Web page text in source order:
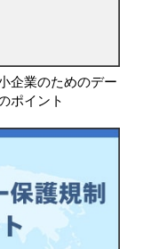
企業のためのデー
ポイント